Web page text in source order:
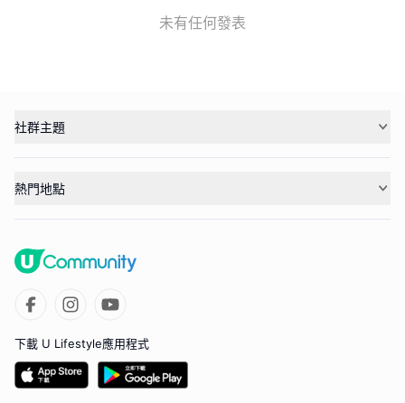
未有任何發表
社群主題
熱門地點
下載 U Lifestyle應用程式